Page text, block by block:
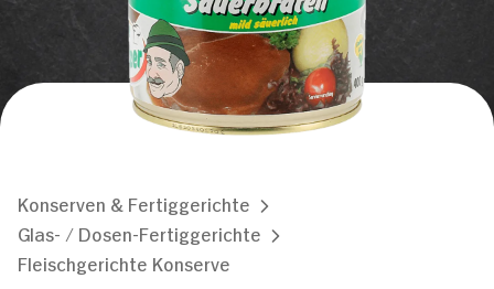
Konserven & Fertiggerichte
Glas- / Dosen-Fertiggerichte
Fleischgerichte Konserve